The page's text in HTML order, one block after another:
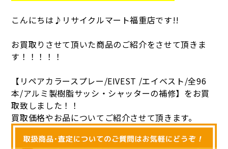
こんにちは♪リサイクルマート福重店です!!
お買取りさせて頂いた商品のご紹介をさせて頂きま
す！！！！！
【リペアカラースプレー/EIVEST /エイベスト/全96
本/アルミ製樹脂サッシ・シャッターの補修】 をお買
取致しました！！
買取価格やお品についてご紹介させて頂きます。